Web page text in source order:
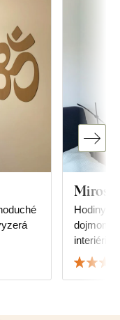
Hodiny
dojmom
interiéri
Podarilo
podlahy.